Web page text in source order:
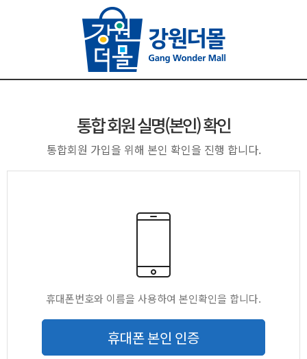
통합 회원 실명(본인) 확인
통합회원 가입을 위해 본인 확인을 진행 합니다.
휴대폰번호와 이름을 사용하여 본인확인을 합니다.
휴대폰 본인 인증